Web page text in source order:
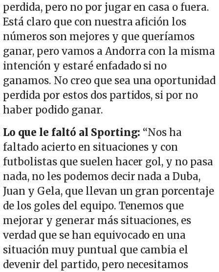
perdida, pero no por jugar en casa o fuera.
Está claro que con nuestra afición los
números son mejores y que queríamos
ganar, pero vamos a Andorra con la misma
intención y estaré enfadado si no
ganamos. No creo que sea una oportunidad
perdida por estos dos partidos, si por no
haber podido ganar.
Lo que le faltó al Sporting: “Nos ha
faltado acierto en situaciones y con
futbolistas que suelen hacer gol, y no pasa
nada, no les podemos decir nada a Duba,
Juan y Gela, que llevan un gran porcentaje
de los goles del equipo. Tenemos que
mejorar y generar más situaciones, es
verdad que se han equivocado en una
situación muy puntual que cambia el
devenir del partido, pero necesitamos